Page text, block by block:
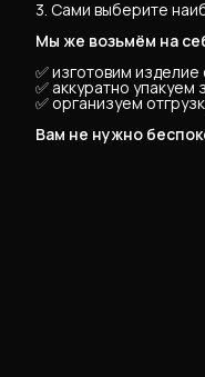
3. Сами выберите
Мы же возьмём на
✅ изготовим
✅ аккуратно упакуем
✅ организуем
Вам не нужно